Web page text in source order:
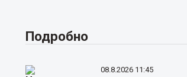
Подробно
08.8.2026 11:45